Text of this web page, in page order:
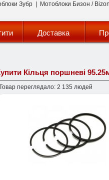
Зубр Мотоблоки Бизон /
Доставка
Кільця поршневі
Товар переглядало: 2 135 людей